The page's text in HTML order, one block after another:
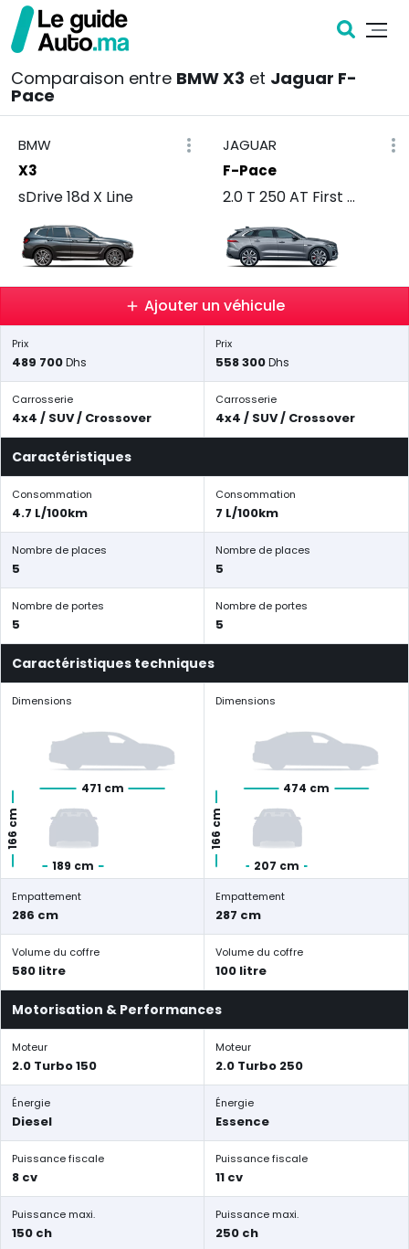
Comparaison entre BMW X3 et Jaguar F-
Pace
BMW
X3
sDrive 18d X Line
JAGUAR
F-Pace
2.0 T 250 AT First Edition
Ajouter un véhicule
Prix
489 700Dhs
Prix
558 300Dhs
Carrosserie
4x4 / SUV / Crossover
Carrosserie
4x4 / SUV / Crossover
Caractéristiques
Consommation
4.7 L/100km
Consommation
7 L/100km
Nombre de places
5
Nombre de places
5
Nombre de portes
5
Nombre de portes
5
Caractéristiques techniques
Dimensions
471 cm
189 cm
166 cm
Dimensions
474 cm
207 cm
166 cm
Empattement
286 cm
Empattement
287 cm
Volume du coffre
580 litre
Volume du coffre
100 litre
Motorisation & Performances
Moteur
2.0 Turbo 150
Moteur
2.0 Turbo 250
Énergie
Diesel
Énergie
Essence
Puissance fiscale
8 cv
Puissance fiscale
11 cv
Puissance maxi.
150 ch
Puissance maxi.
250 ch